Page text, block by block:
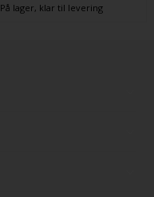
På lager, klar til levering